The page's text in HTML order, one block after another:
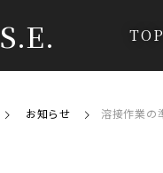
TOP
お知らせ 溶接作業の